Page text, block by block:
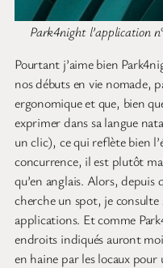
Park4night l’application
Pourtant j’aime bien
nos débuts en vie nomade,
ergonomique et que, bien
exprimer dans sa langue
un clic), ce qui reflète bien
concurrence, il est plutôt
qu’en anglais. Alors, depuis
cherche un spot, je
applications. Et comme
endroits indiqués auront
en haine par les locaux pour